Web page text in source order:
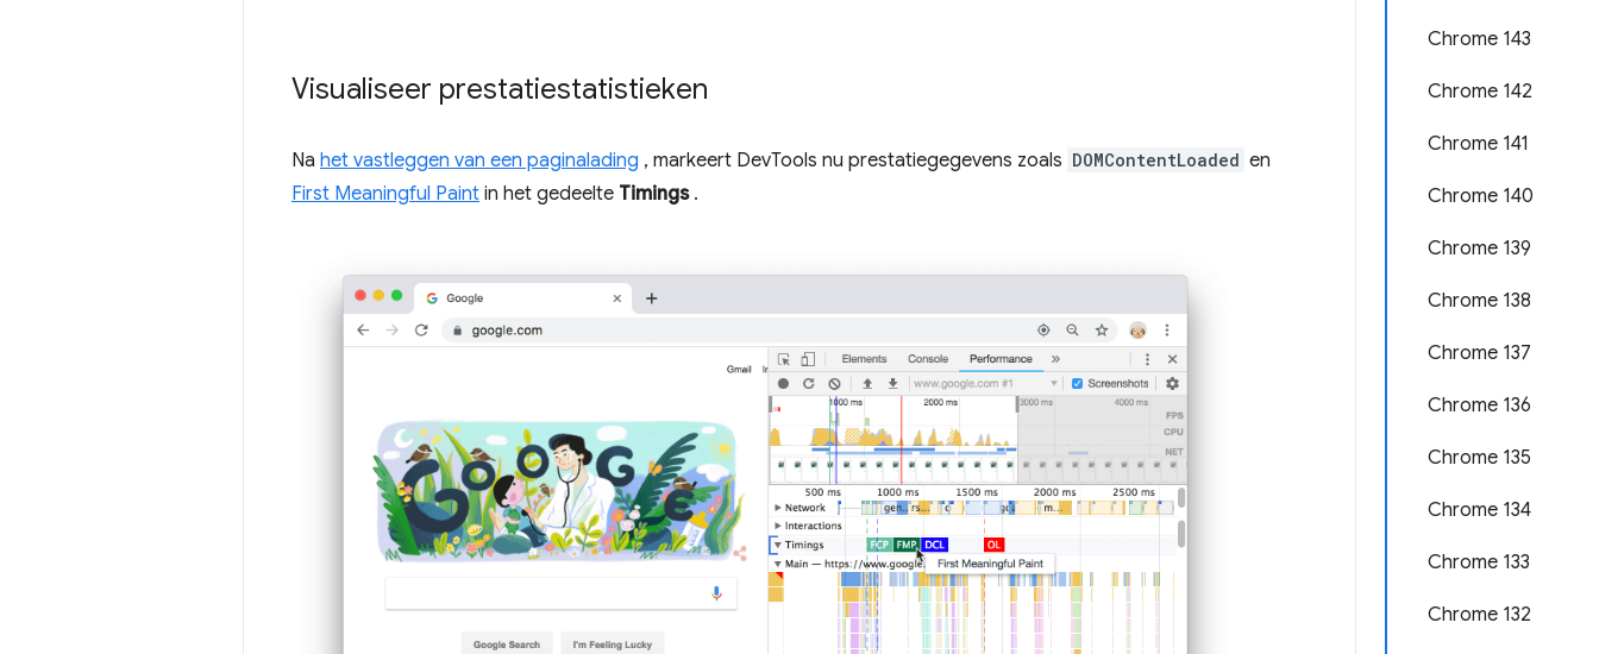
Chrome 143
Chrome 142
Chrome 141
Chrome 140
Chrome 139
Chrome 138
Chrome 137
Chrome 136
Chrome 135
Chrome 134
Chrome 133
Chrome 132
Visualiseer prestatiestatistieken
Na het vastleggen van een paginalading , markeert DevTools nu prestatiegegevens zoals DOMContentLoaded en
First Meaningful Paint in het gedeelte Timings.